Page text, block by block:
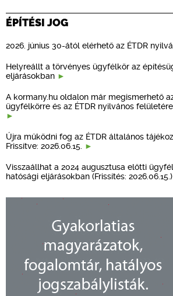
ÉPÍTÉSI JOG
2026. június 30-ától elérhető az ÉTDR
Helyreállt a törvényes ügyfélkör az
eljárásokban
A kormany.hu oldalon már megismerhető
ügyfélkörre és az ÉTDR nyilvános
Újra működni fog az ÉTDR általános
Frissítve: 2026.06.15.
Visszaállhat a 2024 augusztusa előtti
hatósági eljárásokban (Frissítés: 2026.06.15.)